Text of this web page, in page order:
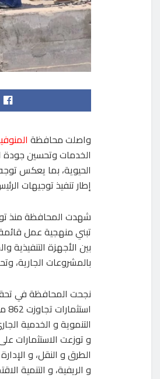
واصلت محافظة
الخدمات وتحسين جودة
الحيوية، بما يعكس
إطار تنفيذ توجيهات الرئيس
شهدت المحافظة منذ
تبني منهجية عمل قائمة
بين الأجهزة
بالمشروعات الجارية،
التنموية و الخدمية
و توزعت الاستثمارات
الطرق و النقل، و
و الريفية، و التنمية